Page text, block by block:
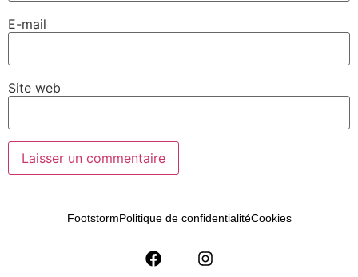
E-mail
Site web
FootstormPolitique de confidentialitéCookies